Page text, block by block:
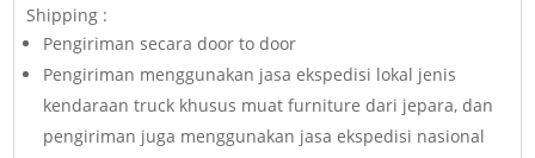
Shipping :
Pengiriman secara door to door
Pengiriman menggunakan jasa ekspedisi lokal jenis
kendaraan truck khusus muat furniture dari jepara, dan
pengiriman juga menggunakan jasa ekspedisi nasional